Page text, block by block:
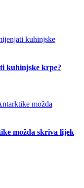
kuhinjske krpe?
možda skriva lijek